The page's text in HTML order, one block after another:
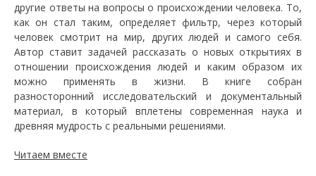
другие ответы на вопросы о происхождении человека. То,
как он стал таким, определяет фильтр, через который
человек смотрит на мир, других людей и самого себя.
Автор ставит задачей рассказать о новых открытиях в
отношении происхождения людей и каким образом их
можно применять в жизни. В книге собран
разносторонний исследовательский и документальный
материал, в который вплетены современная наука и
древняя мудрость с реальными решениями.
Читаем вместе